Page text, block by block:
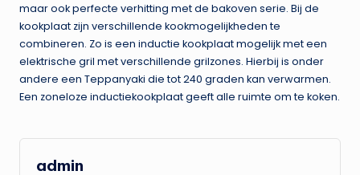
maar ook perfecte verhitting met de bakoven serie. Bij de
kookplaat zijn verschillende kookmogelijkheden te
combineren. Zo is een inductie kookplaat mogelijk met een
elektrische gril met verschillende grilzones. Hierbij is onder
andere een Teppanyaki die tot 240 graden kan verwarmen.
Een zoneloze inductiekookplaat geeft alle ruimte om te koken.
admin